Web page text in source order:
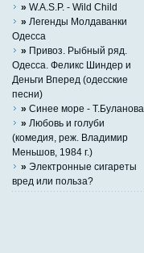
» W.A.S.P. - Wild Child
» Легенды Молдаванки
Одесса
» Привоз. Рыбный ряд.
Одесса. Феликс Шиндер и
Деньги Вперед (одесские
песни)
» Синее море - Т.Буланова
» Любовь и голуби
(комедия, реж. Владимир
Меньшов, 1984 г.)
» Электронные сигареты
вред или польза?